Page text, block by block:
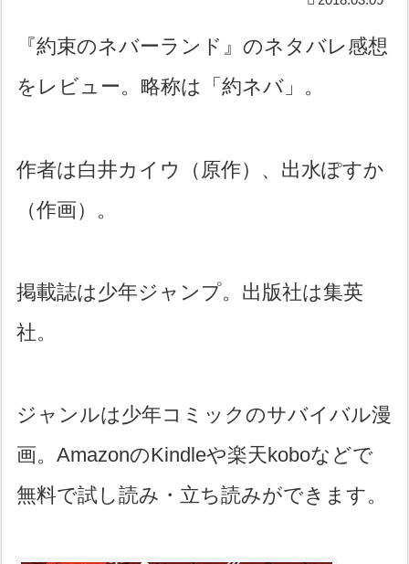
『約束のネバーランド』のネタバレ感想
をレビュー。略称は「約ネバ」。
作者は白井カイウ（原作）、出水ぽすか
（作画）。
掲載誌は少年ジャンプ。出版社は集英
社。
ジャンルは少年コミックのサバイバル漫
画。AmazonのKindleや楽天koboなどで
無料で試し読み・立ち読みができます。